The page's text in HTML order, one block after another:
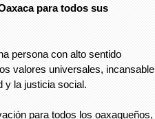
para todos sus
persona con alto sentido
valores universales, incansable
y la justicia social.
para todos los oaxaqueños,